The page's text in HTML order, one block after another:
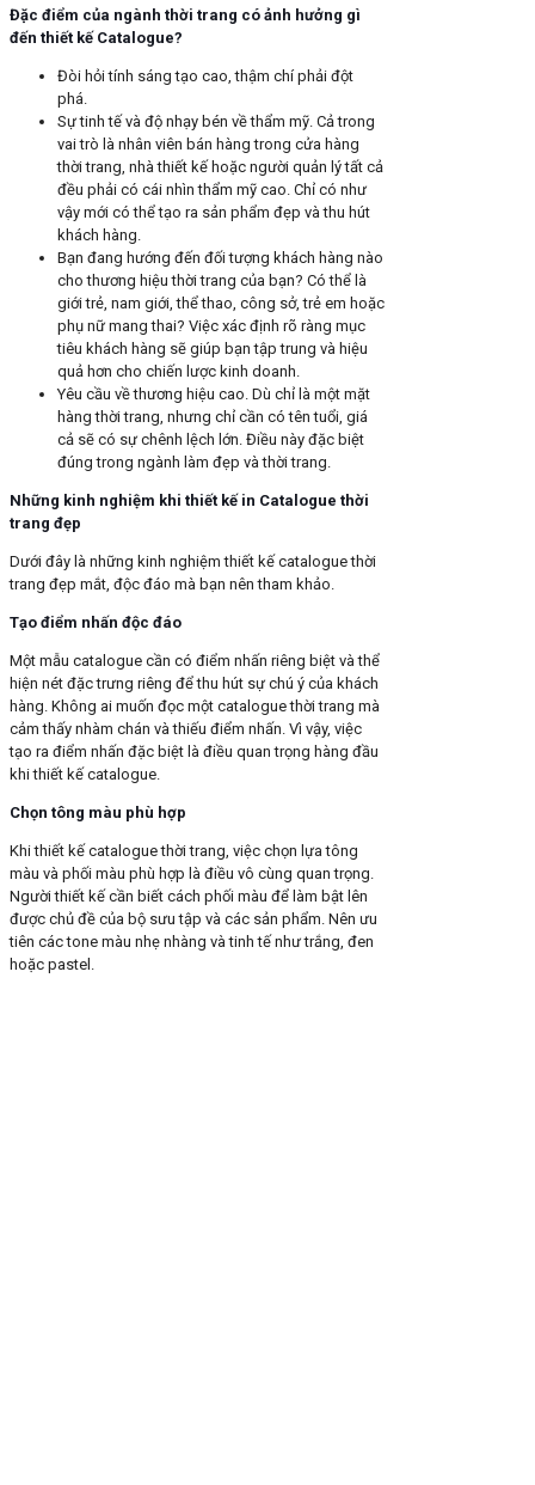
Đặc điểm của ngành thời trang có ảnh hưởng gì
đến thiết kế Catalogue?
Đòi hỏi tính sáng tạo cao, thậm chí phải đột
phá.
Sự tinh tế và độ nhạy bén về thẩm mỹ. Cả trong
vai trò là nhân viên bán hàng trong cửa hàng
thời trang, nhà thiết kế hoặc người quản lý tất cả
đều phải có cái nhìn thẩm mỹ cao. Chỉ có như
vậy mới có thể tạo ra sản phẩm đẹp và thu hút
khách hàng.
Bạn đang hướng đến đối tượng khách hàng nào
cho thương hiệu thời trang của bạn? Có thể là
giới trẻ, nam giới, thể thao, công sở, trẻ em hoặc
phụ nữ mang thai? Việc xác định rõ ràng mục
tiêu khách hàng sẽ giúp bạn tập trung và hiệu
quả hơn cho chiến lược kinh doanh.
Yêu cầu về thương hiệu cao. Dù chỉ là một mặt
hàng thời trang, nhưng chỉ cần có tên tuổi, giá
cả sẽ có sự chênh lệch lớn. Điều này đặc biệt
đúng trong ngành làm đẹp và thời trang.
Những kinh nghiệm khi thiết kế in Catalogue thời
trang đẹp
Dưới đây là những kinh nghiệm thiết kế catalogue thời
trang đẹp mắt, độc đáo mà bạn nên tham khảo.
Tạo điểm nhấn độc đáo
Một mẫu catalogue cần có điểm nhấn riêng biệt và thể
hiện nét đặc trưng riêng để thu hút sự chú ý của khách
hàng. Không ai muốn đọc một catalogue thời trang mà
cảm thấy nhàm chán và thiếu điểm nhấn. Vì vậy, việc
tạo ra điểm nhấn đặc biệt là điều quan trọng hàng đầu
khi thiết kế catalogue.
Chọn tông màu phù hợp
Khi thiết kế catalogue thời trang, việc chọn lựa tông
màu và phối màu phù hợp là điều vô cùng quan trọng.
Người thiết kế cần biết cách phối màu để làm bật lên
được chủ đề của bộ sưu tập và các sản phẩm. Nên ưu
tiên các tone màu nhẹ nhàng và tinh tế như trắng, đen
hoặc pastel.